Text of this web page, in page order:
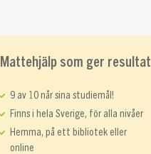
Mattehjälp som ger resultat
9 av 10 når sina studiemål!
Finns i hela Sverige, för alla nivåer
Hemma, på ett bibliotek eller
online